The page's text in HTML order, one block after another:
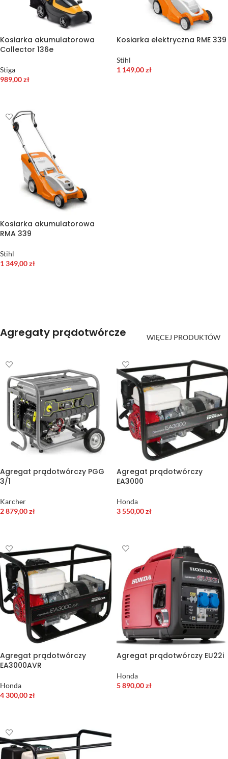
Kosiarka akumulatorowa
Collector 136e
Stiga
989,00zł
Kosiarka elektryczna RME 339
Stihl
1 149,00zł
Kosiarka akumulatorowa
RMA 339
Stihl
1 349,00zł
Agregaty prądotwórcze WIĘCEJ PRODUKTÓW
Agregat prądotwórczy PGG
3/1
Karcher
2 879,00zł
Agregat prądotwórczy
EA3000
Honda
3 550,00zł
Agregat prądotwórczy
EA3000AVR
Honda
4 300,00zł
Agregat prądotwórczy EU22i
Honda
5 890,00zł